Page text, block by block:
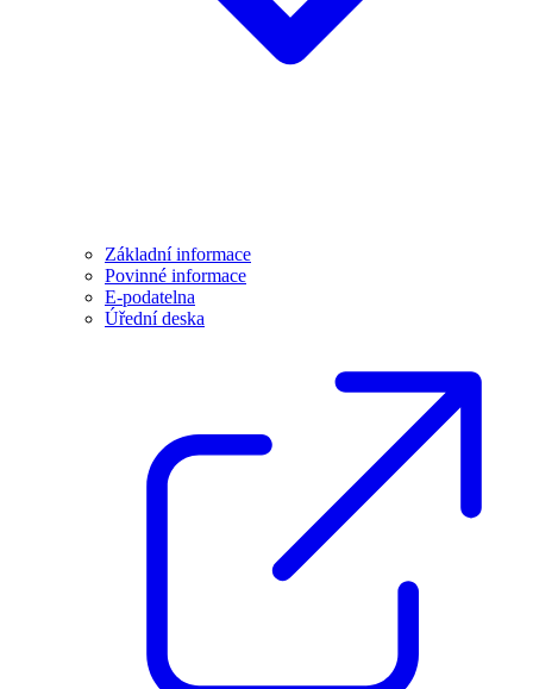
Základní informace
Povinné informace
E-podatelna
Úřední deska